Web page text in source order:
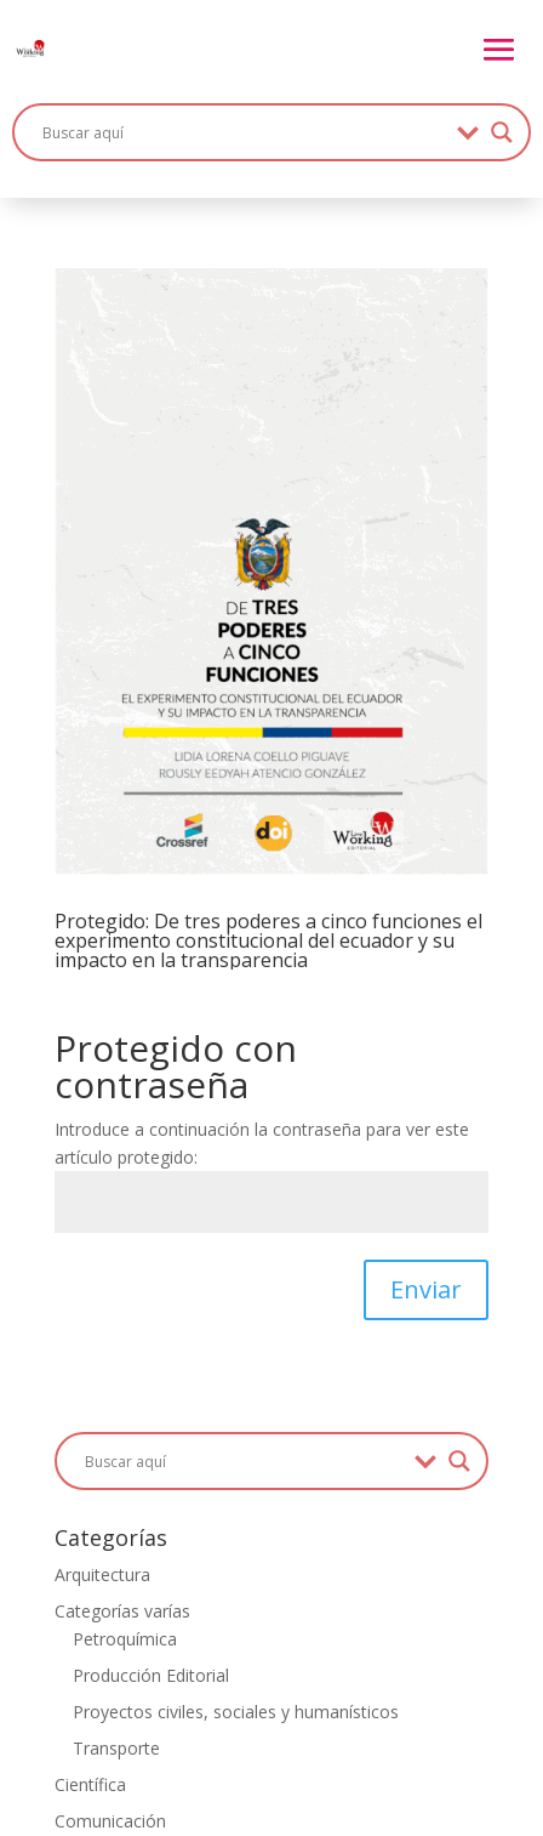
Protegido: De tres poderes a cinco funciones el
experimento constitucional del ecuador y su
impacto en la transparencia
Protegido con
contraseña
Introduce a continuación la contraseña para ver este
artículo protegido:
Enviar
Categorías
Arquitectura
Categorías varías
Petroquímica
Producción Editorial
Proyectos civiles, sociales y humanísticos
Transporte
Científica
Comunicación